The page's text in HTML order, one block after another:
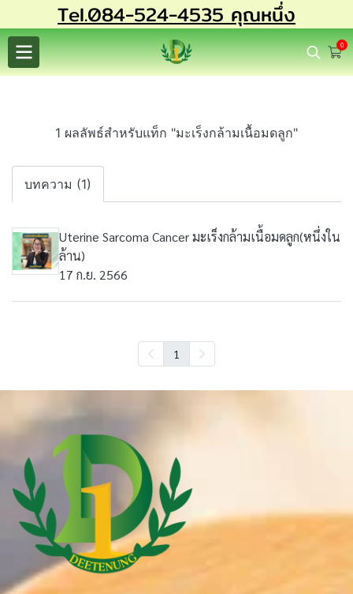
Tel.084-524-4535 คุณหนึ่ง
0
1 ผลลัพธ์สำหรับแท็ก "มะเร็งกล้ามเนื้อมดลูก"
บทความ (1)
Uterine Sarcoma Cancer มะเร็งกล้ามเนื้อมดลูก(หนึ่งใน
ล้าน)
17 ก.ย. 2566
1